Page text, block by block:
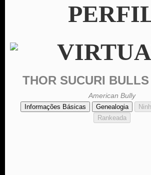
THOR SUCURI
American Bully
Informações Básicas Genealogia
Rankeada